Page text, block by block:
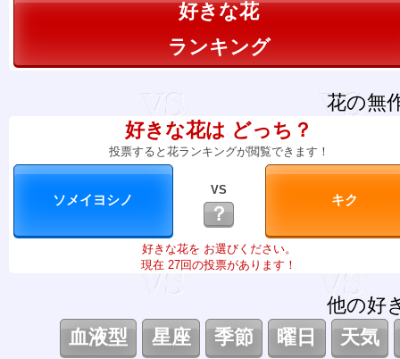
好きな花
ランキング
花の無
好きな花は どっち？
投票すると花ランキングが閲覧できます！
VS
？
好きな花を お選びください。
現在 27回の投票があります！
他の好
血液型
星座 季節 曜日
天気